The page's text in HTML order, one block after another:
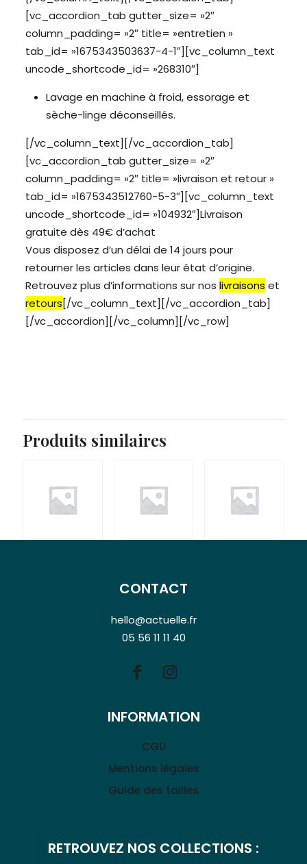
[vc_accordion_tab gutter_size= »2″
column_padding= »2″ title= »entretien »
tab_id= »1675343503637-4-1″][vc_column_text
uncode_shortcode_id= »268310″]
Lavage en machine à froid, essorage et
sèche-linge déconseillés.
[/vc_column_text][/vc_accordion_tab]
[vc_accordion_tab gutter_size= »2″
column_padding= »2″ title= »livraison et retour »
tab_id= »1675343512760-5-3″][vc_column_text
uncode_shortcode_id= »104932″]Livraison
gratuite dès 49€ d’achat
Vous disposez d’un délai de 14 jours pour
retourner les articles dans leur état d’origine.
Retrouvez plus d’informations sur nos livraisons et
retours[/vc_column_text][/vc_accordion_tab]
[/vc_accordion][/vc_column][/vc_row]
Produits similaires
CONTACT
hello@actuelle.fr
05 56 11 11 40
INFORMATION
CGU
Mentions légales
Guide des tailles
RETROUVEZ NOS COLLECTIONS :